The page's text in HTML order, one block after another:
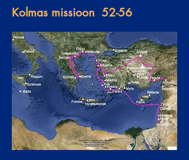
Kolmas missioon 52-56